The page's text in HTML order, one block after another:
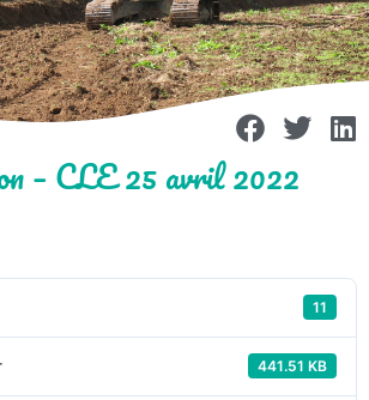
– CLE 25 avril 2022
11
441.51 KB